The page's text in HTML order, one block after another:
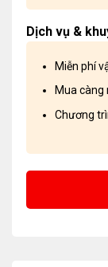
Dịch vụ &
Miễn phí
Mua càng
Chương